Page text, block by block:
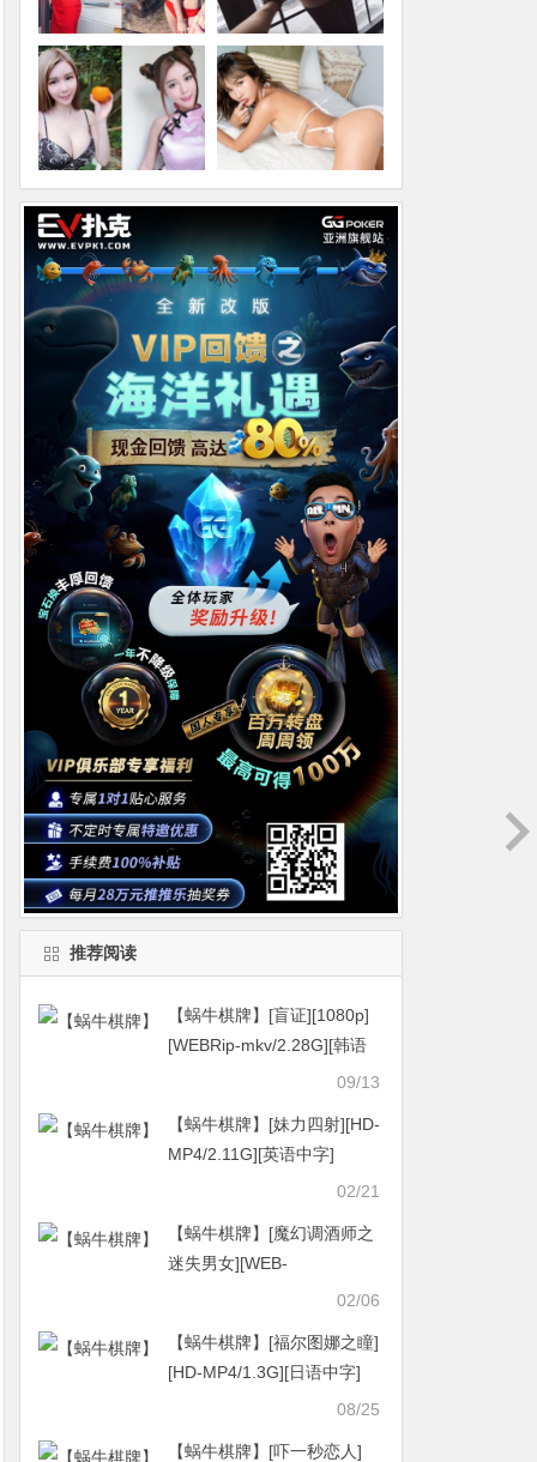
推荐阅读
【蜗牛棋牌】[盲证][1080p]
[WEBRip-mkv/2.28G][韩语
09/13
【蜗牛棋牌】[妹力四射][HD-
MP4/2.11G][英语中字]
[1080P][欧美爱情激情电影]
02/21
【蜗牛棋牌】[魔幻调酒师之
迷失男女][WEB-
真，是一部良心之作……]
02/06
【蜗牛棋牌】[福尔图娜之瞳]
[HD-MP4/1.3G][日语中字]
[720P][神木隆之介主演奇幻
08/25
【蜗牛棋牌】[吓一秒恋人]